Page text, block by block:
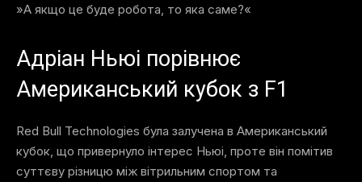
»А якщо це буде робота, то яка саме?«
Адріан Ньюі порівнює
Американський кубок з F1
Red Bull Technologies була залучена в Американський
кубок, що привернуло інтерес Ньюі, проте він помітив
суттєву різницю між вітрильним спортом та